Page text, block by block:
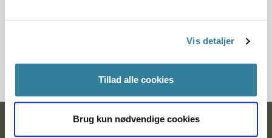
Vis detaljer
Tillad alle cookies
Brug kun nødvendige cookies
abonnenter på vores nyhedsbreve uden for testmiljøet.
Ankestyrelsen